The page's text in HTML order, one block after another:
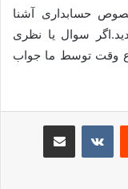
حسابداری آشنا
سوال یا نظری
وقت توسط ما جواب
‫رددیت ‫VKontakteاشتراک گذاری از طریق ایمیل